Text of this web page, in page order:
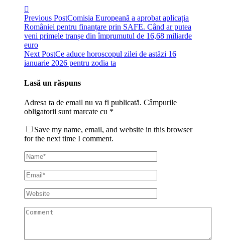
Previous PostComisia Europeană a aprobat aplicația
României pentru finanțare prin SAFE. Când ar putea
veni primele tranșe din împrumutul de 16,68 miliarde
euro
Next PostCe aduce horoscopul zilei de astăzi 16
ianuarie 2026 pentru zodia ta
Lasă un răspuns
Adresa ta de email nu va fi publicată. Câmpurile
obligatorii sunt marcate cu *
Save my name, email, and website in this browser
for the next time I comment.